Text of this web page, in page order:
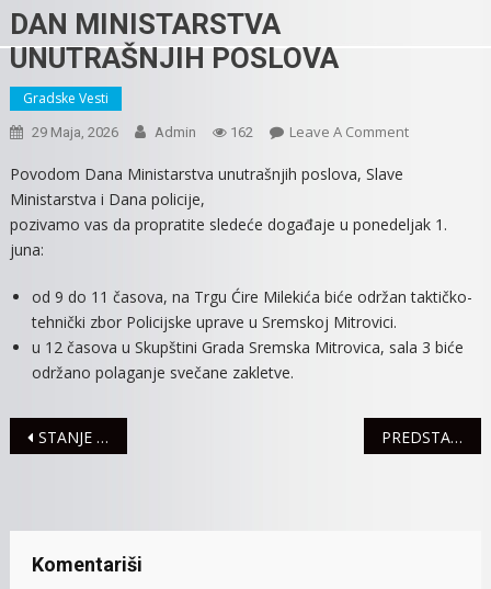
DAN MINISTARSTVA
UNUTRAŠNJIH POSLOVA
Gradske Vesti
29 Maja, 2026 Admin 162 Leave A CommentOn
POSLOVA
Povodom Dana Ministarstva unutrašnjih poslova, Slave
Ministarstva i Dana policije,
pozivamo vas da propratite sledeće događaje u ponedeljak 1.
juna:
od 9 do 11 časova, na Trgu Ćire Milekića biće održan taktičko-
tehnički zbor Policijske uprave u Sremskoj Mitrovici.
u 12 časova u Skupštini Grada Sremska Mitrovica, sala 3 biće
održano polaganje svečane zakletve.
Navigacija
STANJE U SAOBRAĆAJU PREDSTAVLJANJE KNJIGE DRAGANA KORUGE
Komentariši